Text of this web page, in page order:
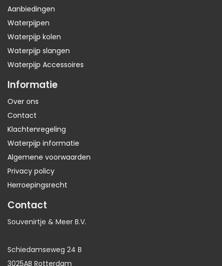
Aanbiedingen
Waterpijpen
Waterpijp kolen
Waterpijp slangen
Waterpijp Accessoires
Informatie
Over ons
Contact
Klachtenregeling
Waterpijp informatie
Algemene voorwaarden
Privacy policy
Herroepingsrecht
Contact
Souvenirtje & Meer B.V.
Schiedamseweg 24 B
3025AB Rotterdam